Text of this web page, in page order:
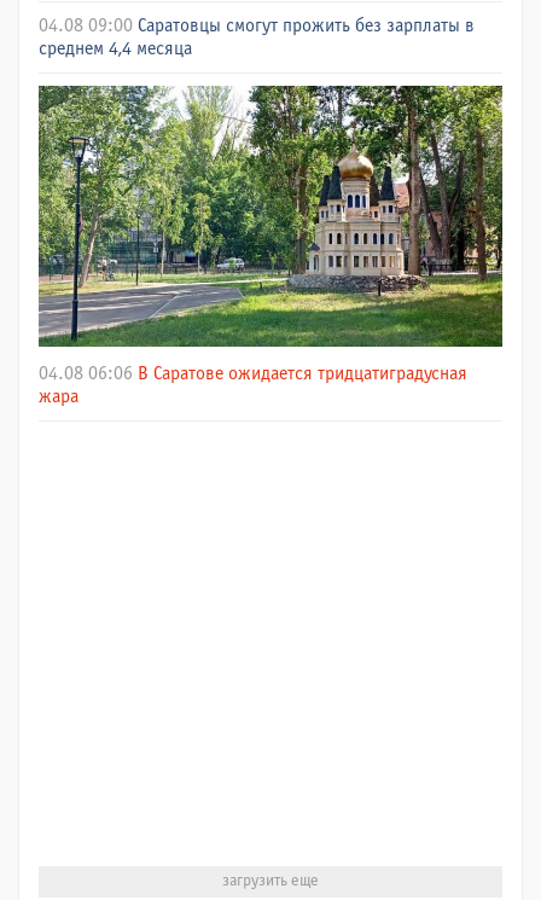
04.08 09:00 Саратовцы смогут прожить без зарплаты в
среднем 4,4 месяца
04.08 06:06 В Саратове ожидается тридцатиградусная
жара
загрузить еще